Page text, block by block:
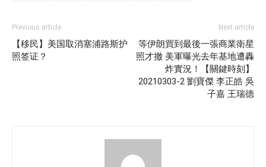
Previous article
【移民】美国取消塞浦路斯护
照签证？
Next article
等伊朗買到最後一張商業衛星
照才撤 美軍曝光去年基地遭轟
炸實況！【關鍵時刻】
20210303-2 劉寶傑 李正皓 吳
子嘉 王瑞德